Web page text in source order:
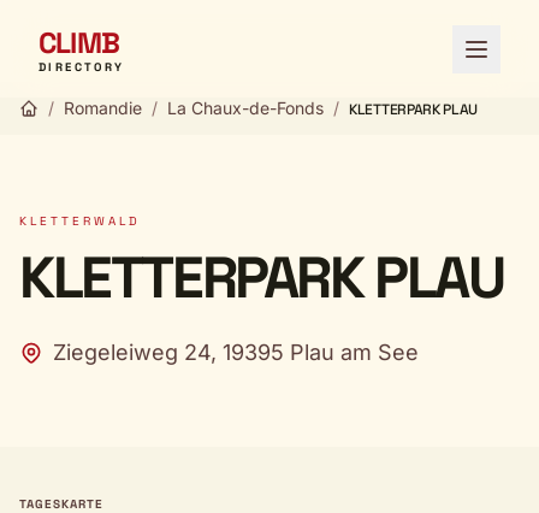
CLIMB
DIRECTORY Menü
/ Romandie / La Chaux-de-Fonds / KLETTERPARK PLAU
KLETTERWALD
KLETTERPARK PLAU
Ziegeleiweg 24, 19395 Plau am See
TAGESKARTE